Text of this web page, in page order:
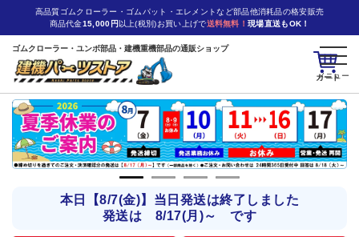
カート
高品質ゴムクローラー・ゴムパット・エレメントなど部品他消耗品の格安販売
商品代金15,000円 以上(税別)お買い上げで送料無料！ 現場直送もOK！
ゴムクローラー・ユンボ部品・建機重機部品の通販ショップ
本日【8/7(金)】当日発送は終了しました
発送は 8/17(月)～ です